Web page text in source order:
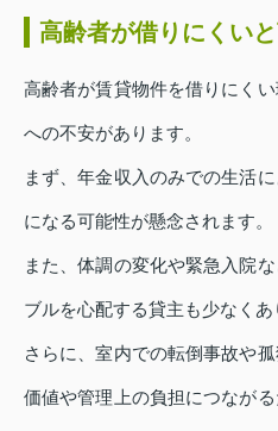
高齢者が借りにくい
高齢者が賃貸物件を借りにく
への不安があります。
まず、年金収入のみでの生活
になる可能性が懸念されます。
また、体調の変化や緊急入院
ブルを心配する貸主も少なくあ
さらに、室内での転倒事故や
価値や管理上の負担につなが